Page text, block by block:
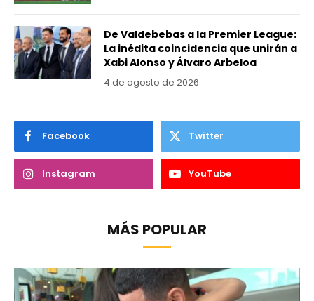
De Valdebebas a la Premier League:
La inédita coincidencia que unirán a
Xabi Alonso y Álvaro Arbeloa
4 de agosto de 2026
Facebook Twitter
Instagram YouTube
MÁS POPULAR